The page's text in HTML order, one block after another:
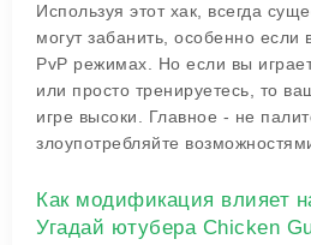
Используя этот хак, всегда
могут забанить, особенно если
PvP режимах. Но если вы
или просто тренируетесь, то
игре высоки. Главное - не
злоупотребляйте
Как модификация влияет
Угадай ютубера Chicken